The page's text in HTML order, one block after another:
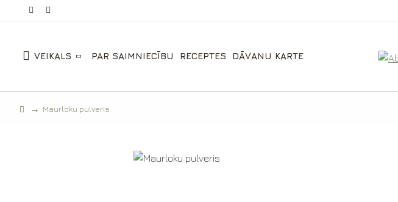
VEIKALS PAR SAIMNIECĪBU RECEPTES DĀVANU KARTE
Maurloku pulveris